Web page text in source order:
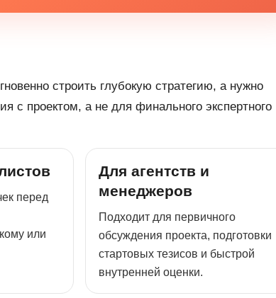
строить глубокую стратегию, а нужно
с проектом, а не для финального экспертного
перед
или
Для агентств и
менеджеров
Подходит для первичного
обсуждения проекта, подготовки
стартовых тезисов и быстрой
внутренней оценки.